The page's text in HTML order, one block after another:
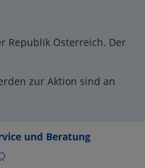
Republik Österreich. Der
zur Aktion sind an
und Beratung